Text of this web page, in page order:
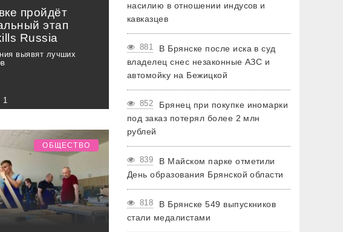
пройдёт
этап
Russia
выявят лучших
1
ОБЩЕСТВО
насилию в отношении индусов и
кавказцев
881
В Брянске после иска в суд
владелец снес незаконные АЗС и
автомойку на Бежицкой
852
Брянец при покупке иномарки
под заказ потерял более 2 млн
рублей
839
В Майском парке отметили
День образования Брянской области
818
В Брянске 549 выпускников
стали медалистами